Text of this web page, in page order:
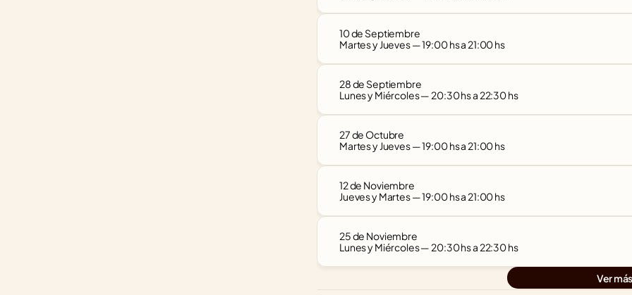
10 de Septiembre
Martes y Jueves — 19:00 hs a 21:00 hs
28 de Septiembre
Lunes y Miércoles — 20:30 hs a 22:30 hs
27 de Octubre
Martes y Jueves — 19:00 hs a 21:00 hs
12 de Noviembre
Jueves y Martes — 19:00 hs a 21:00 hs
25 de Noviembre
Lunes y Miércoles — 20:30 hs a 22:30 hs
Ver más